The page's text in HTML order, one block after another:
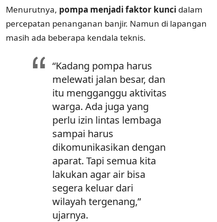
Menurutnya, pompa menjadi faktor kunci dalam
percepatan penanganan banjir. Namun di lapangan
masih ada beberapa kendala teknis.
“Kadang pompa harus
melewati jalan besar, dan
itu mengganggu aktivitas
warga. Ada juga yang
perlu izin lintas lembaga
sampai harus
dikomunikasikan dengan
aparat. Tapi semua kita
lakukan agar air bisa
segera keluar dari
wilayah tergenang,”
ujarnya.